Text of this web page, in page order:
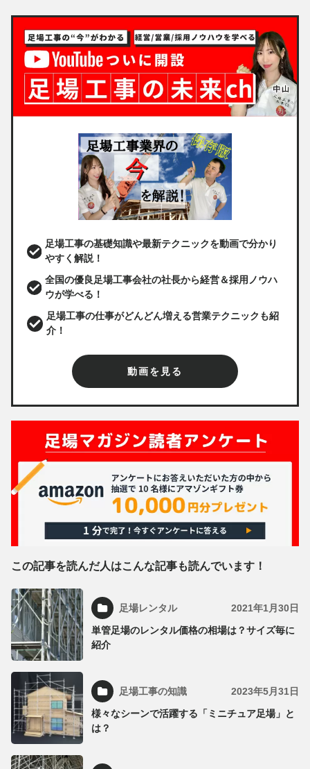
足場工事の基礎知識や最新テクニックを動画で分かり
やすく解説！
全国の優良足場工事会社の社長から経営＆採用ノウハ
ウが学べる！
足場工事の仕事がどんどん増える営業テクニックも紹
介！
動画を見る
この記事を読んだ人はこんな記事も読んでいます！
足場レンタル 2021年1月30日
単管足場のレンタル価格の相場は？サイズ毎に
紹介
足場工事の知識 2023年5月31日
様々なシーンで活躍する「ミニチュア足場」と
は？